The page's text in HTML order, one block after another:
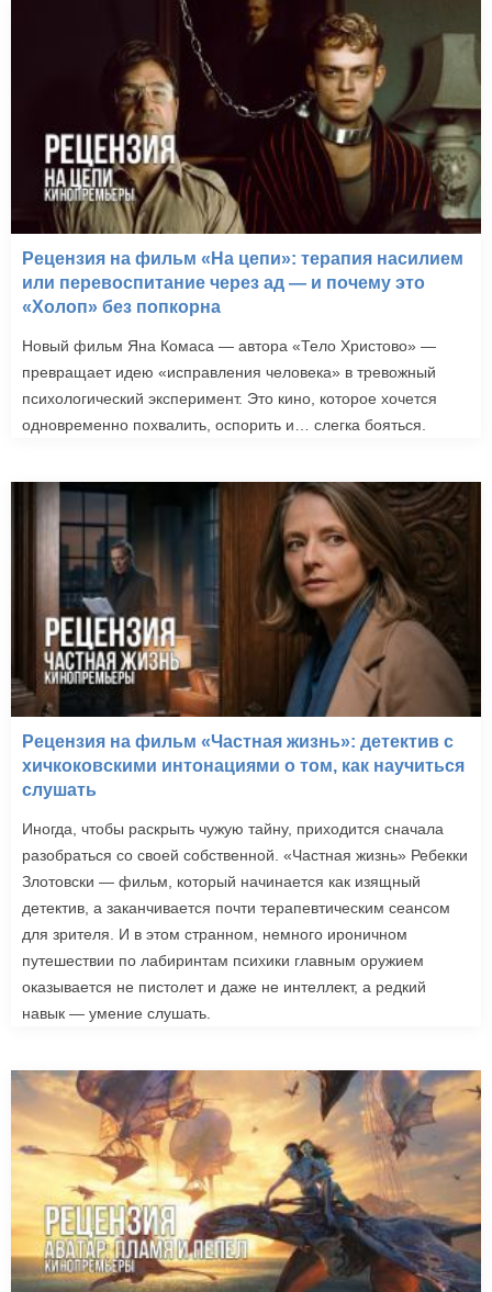
Рецензия на фильм «На цепи»: терапия насилием
или перевоспитание через ад — и почему это
«Холоп» без попкорна
Новый фильм Яна Комаса — автора «Тело Христово» —
превращает идею «исправления человека» в тревожный
психологический эксперимент. Это кино, которое хочется
одновременно похвалить, оспорить и… слегка бояться.
Рецензия на фильм «Частная жизнь»: детектив с
хичкоковскими интонациями о том, как научиться
слушать
Иногда, чтобы раскрыть чужую тайну, приходится сначала
разобраться со своей собственной. «Частная жизнь» Ребекки
Злотовски — фильм, который начинается как изящный
детектив, а заканчивается почти терапевтическим сеансом
для зрителя. И в этом странном, немного ироничном
путешествии по лабиринтам психики главным оружием
оказывается не пистолет и даже не интеллект, а редкий
навык — умение слушать.